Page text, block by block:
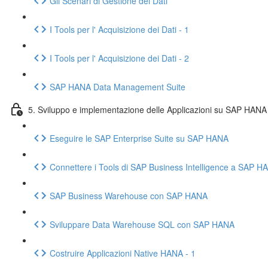
I Tools per l' Acquisizione dei Dati - 1
I Tools per l' Acquisizione dei Dati - 2
SAP HANA Data Management Suite
5. Sviluppo e implementazione delle Applicazioni su SAP HANA
Eseguire le SAP Enterprise Suite su SAP HANA
Connettere i Tools di SAP Business Intelligence a SAP
SAP Business Warehouse con SAP HANA
Sviluppare Data Warehouse SQL con SAP HANA
Costruire Applicazioni Native HANA - 1